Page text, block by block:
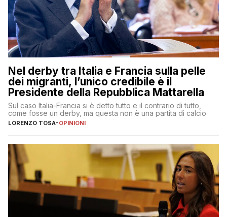
Nel derby tra Italia e Francia sulla pelle
dei migranti, l’unico credibile è il
Presidente della Repubblica Mattarella
Sul caso Italia-Francia si è detto tutto e il contrario di tutto,
come fosse un derby, ma questa non è una partita di calcio
LORENZO TOSA-OPINIONI